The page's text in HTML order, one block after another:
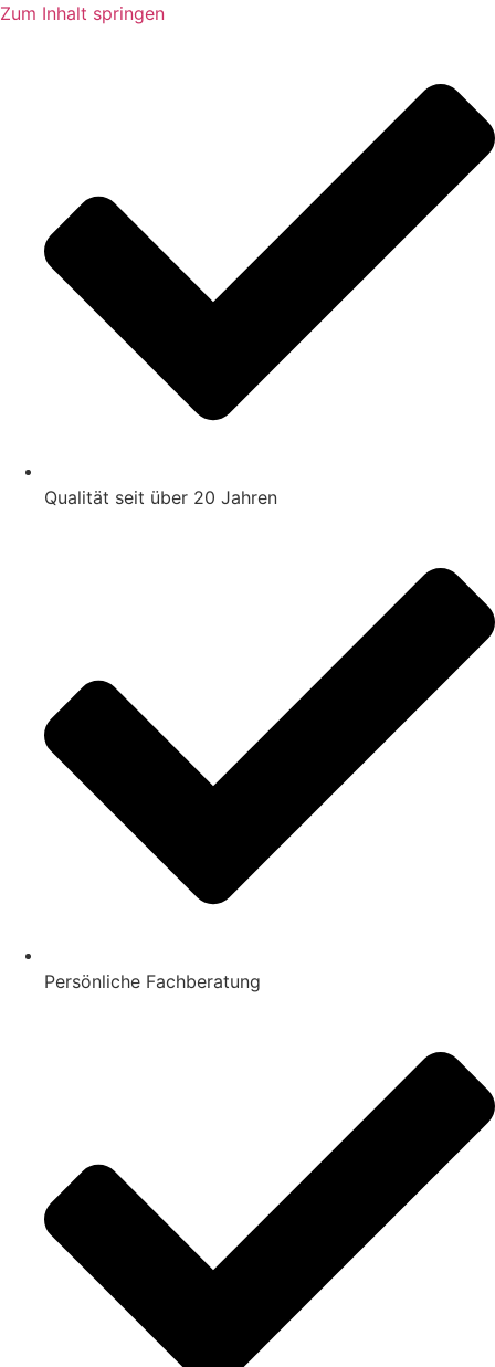
Zum Inhalt springen
Qualität seit über 20 Jahren
Persönliche Fachberatung